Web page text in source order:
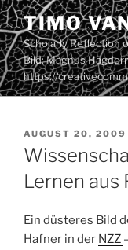
Zum
Inhalt
springen
TIMO
Scholarly Reflection
Bild: Magnus
https://
VERÖFFENTLICHT
AM
AUGUST 20, 2009
Lernen aus
Ein düsteres Bild
Hafner in der NZZ